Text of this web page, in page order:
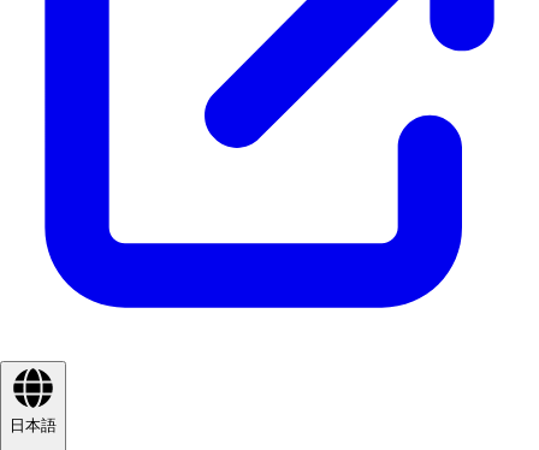
日本語